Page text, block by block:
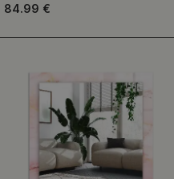
84.99 €